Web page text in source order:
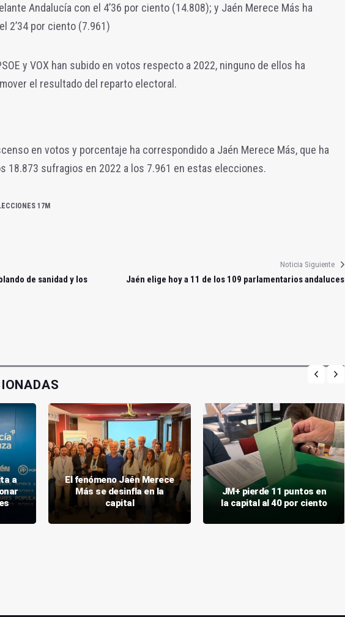
Andalucía con el 4’36 por ciento (14.808); y Jaén Merece Más ha
2’34 por ciento (7.961)
y VOX han subido en votos respecto a 2022, ninguno de ellos ha
el resultado del reparto electoral.
en votos y porcentaje ha correspondido a Jaén Merece Más, que ha
18.873 sufragios en 2022 a los 7.961 en estas elecciones.
17M
de sanidad y los
Noticia Siguiente
Jaén elige hoy a 11 de los 109 parlamentarios andaluces
a
El fenómeno Jaén Merece
Más se desinfla en la
capital
JM+ pierde 11 puntos en
la capital al 40 por ciento